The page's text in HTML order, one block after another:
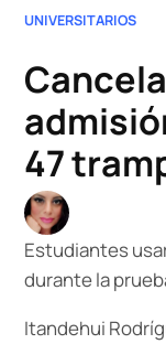
POSTED
UNIVERSITARIOS
47
Estudiantes
durante la
Itandehui